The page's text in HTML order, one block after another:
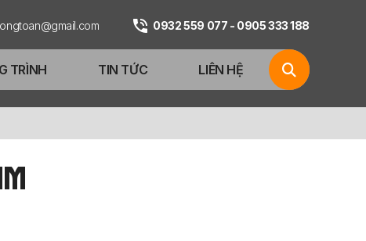
0932 559 077 - 0905 333 188
TRÌNH TIN TỨC LIÊN HỆ